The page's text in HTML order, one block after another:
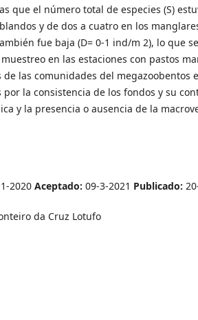
que el número total de especies (S)
y de dos a cuatro en los
fue baja (D= 0-1 ind/m 2), lo que
en las estaciones con pastos
de las comunidades del megazoobentos
por la consistencia de los fondos y su
y la presencia o ausencia de la
2020 Aceptado: 09-3-2021 Publicado:
da Cruz Lotufo